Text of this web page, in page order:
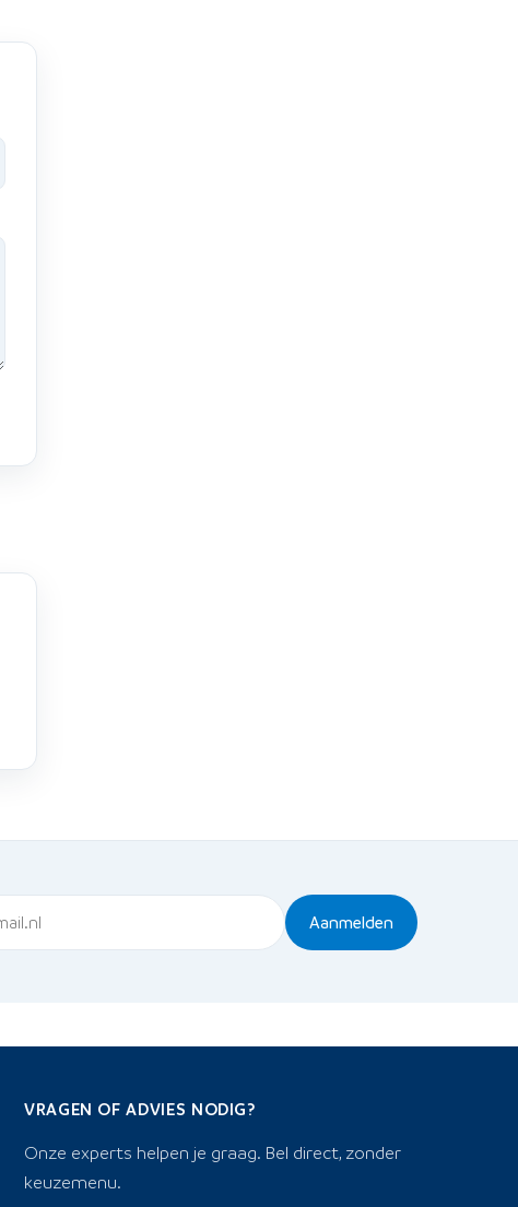
Aanmelden
VRAGEN OF ADVIES NODIG?
Onze experts helpen je graag. Bel direct, zonder
keuzemenu.